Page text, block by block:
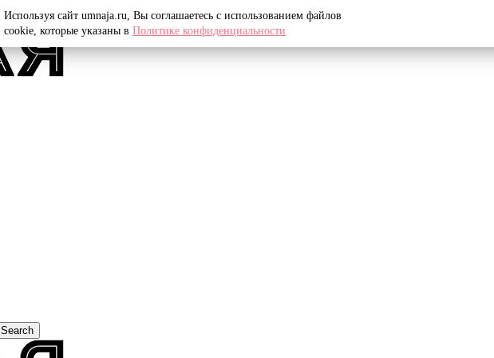
Search
Используя сайт umnaja.ru, Вы соглашаетесь с использованием файлов
cookie, которые указаны в Политике конфиденциальности